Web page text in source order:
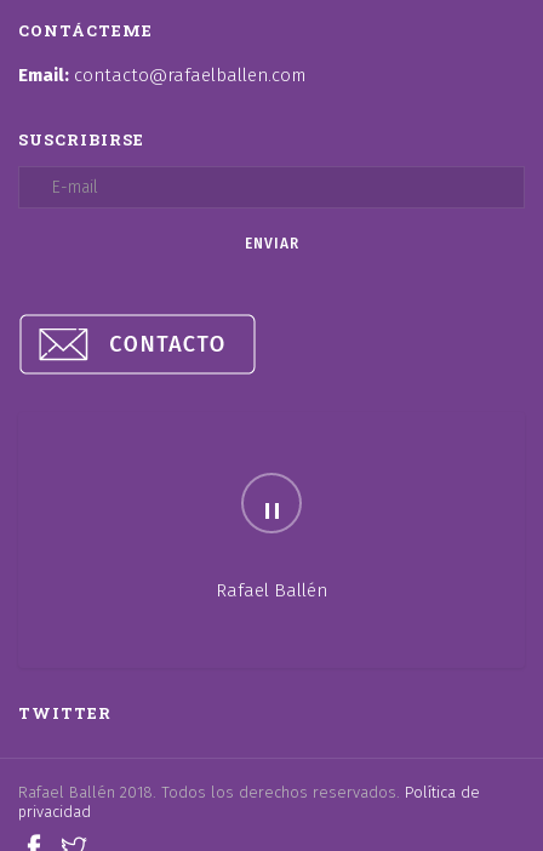
CONTÁCTEME
Email: contacto@rafaelballen.com
SUSCRIBIRSE
Rafael Ballén
TWITTER
Rafael Ballén 2018. Todos los derechos reservados. Política de
privacidad